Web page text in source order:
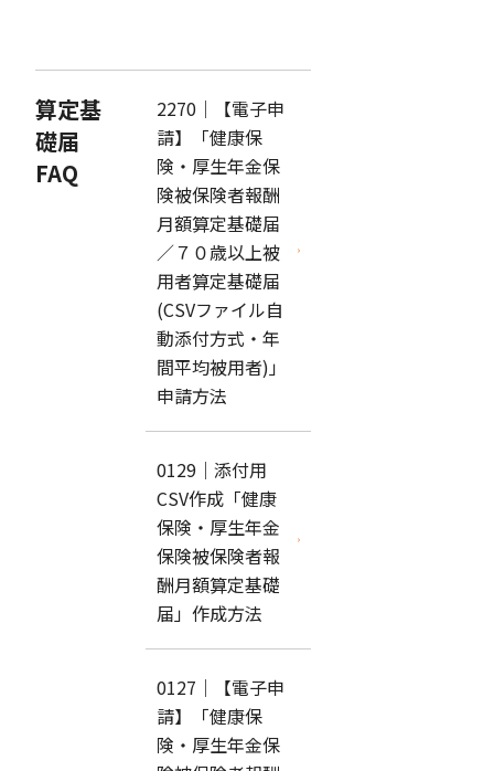
算定基
礎届
FAQ
2270｜【電子申
請】「健康保
険・厚生年金保
険被保険者報酬
月額算定基礎届
／７０歳以上被
用者算定基礎届
(CSVファイル自
動添付方式・年
間平均被用者)」
申請方法
0129｜添付用
CSV作成「健康
保険・厚生年金
保険被保険者報
酬月額算定基礎
届」作成方法
0127｜【電子申
請】「健康保
険・厚生年金保